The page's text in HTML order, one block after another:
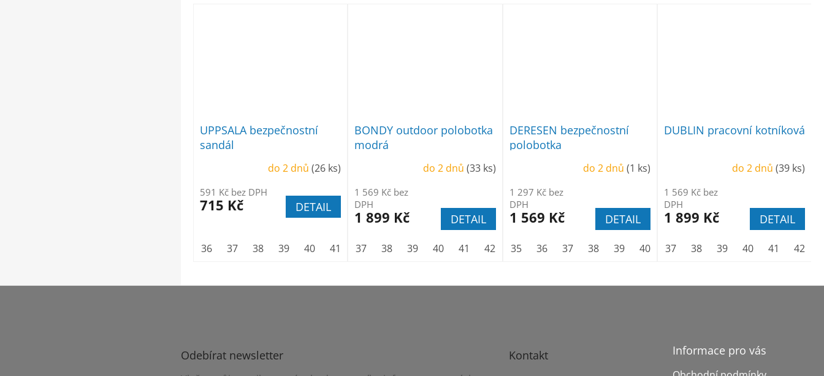
UPPSALA bezpečnostní
sandál
do 2 dnů(26 ks)
591 Kč bez DPH
715 Kč DETAIL
36 37 38 39 40 41 42 43 44 45 46 47 48
BONDY outdoor polobotka
modrá
do 2 dnů (33 ks)
1 569 Kč bez
DPH
1 899 Kč DETAIL
37 38 39 40 41 42 43 44 45 46 47
DERESEN bezpečnostní
polobotka
do 2 dnů (1 ks)
1 297 Kč bez
DPH
1 569 Kč DETAIL
35 36 37 38 39 40 41 42 43 44 45 46
DUBLIN pracovní kotníková
do 2 dnů (39 ks)
1 569 Kč bez
DPH
1 899 Kč DETAIL
37 38 39 40 41 42
Z
Odebírat newsletter Kontakt Informace pro vás